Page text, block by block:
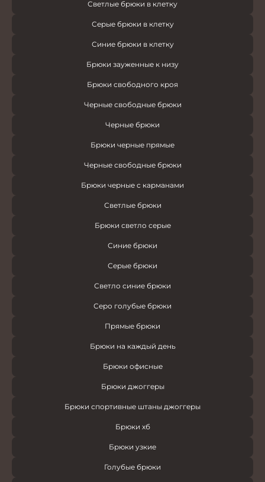
Светлые брюки в клетку
Серые брюки в клетку
Синие брюки в клетку
Брюки зауженные к низу
Брюки свободного кроя
Черные свободные брюки
Черные брюки
Брюки черные прямые
Черные свободные брюки
Брюки черные с карманами
Светлые брюки
Брюки светло серые
Синие брюки
Серые брюки
Светло синие брюки
Серо голубые брюки
Прямые брюки
Брюки на каждый день
Брюки офисные
Брюки джоггеры
Брюки спортивные штаны джоггеры
Брюки хб
Брюки узкие
Голубые брюки